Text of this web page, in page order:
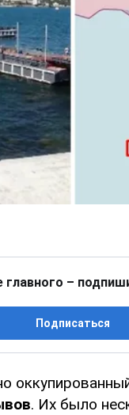
–
Подписаться
. Их было